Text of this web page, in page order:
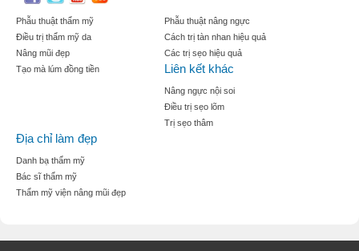
Phẫu thuật thẩm mỹ
Điều trị thẩm mỹ da
Nâng mũi đẹp
Tạo mà lúm đồng tiền
Phẫu thuật nâng ngực
Cách trị tàn nhan hiệu quả
Các trị sẹo hiệu quả
Liên kết khác
Nâng ngực nội soi
Điều trị sẹo lõm
Trị sẹo thâm
Địa chỉ làm đẹp
Danh bạ thẩm mỹ
Bác sĩ thẩm mỹ
Thẩm mỹ viện nâng mũi đẹp